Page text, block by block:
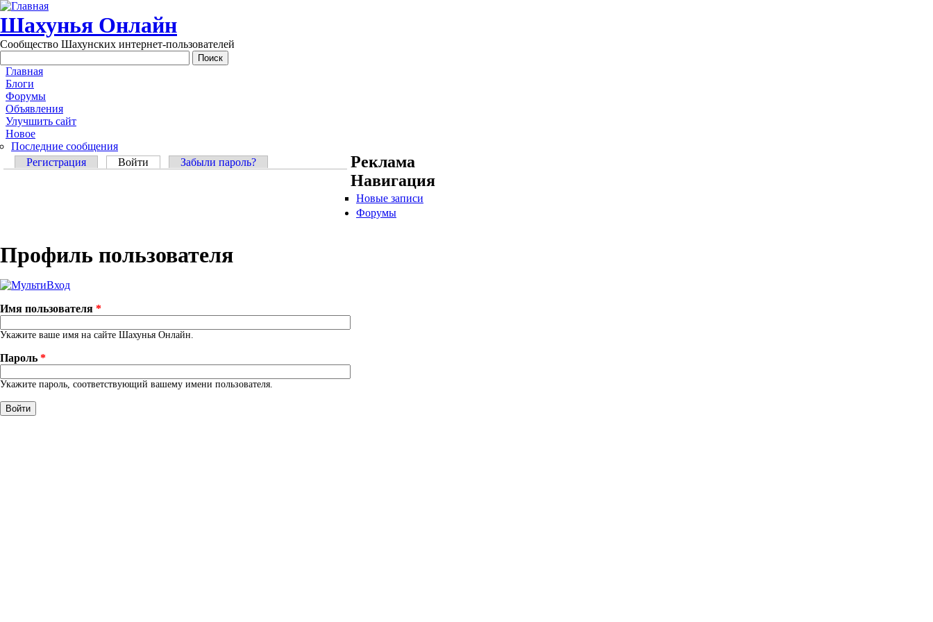
Перейти к основному содержанию
Шахунья Онлайн
Сообщество Шахунских интернет-пользователей
Main menu
Главная
Блоги
Форумы
Объявления
Улучшить сайт
Новое
Последние сообщения
Главные вкладки
Регистрация Войти (активная вкладка)
Забыли пароль?
Профиль пользователя
Имя пользователя *
Укажите ваше имя на сайте Шахунья Онлайн.
Пароль *
Укажите пароль, соответствующий вашему имени пользователя.
Реклама
Навигация
Новые записи
Форумы